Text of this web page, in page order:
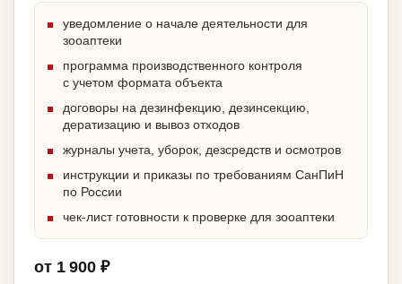
уведомление о начале деятельности для
зооаптеки
программа производственного контроля
с учетом формата объекта
договоры на дезинфекцию, дезинсекцию,
дератизацию и вывоз отходов
журналы учета, уборок, дезсредств и осмотров
инструкции и приказы по требованиям СанПиН
по России
чек-лист готовности к проверке для зооаптеки
от 1 900 ₽